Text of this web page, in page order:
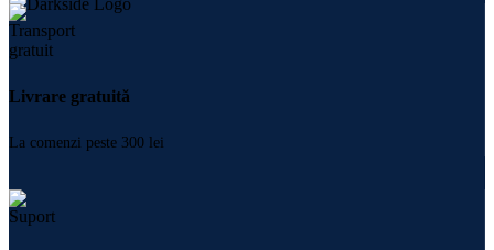
Livrare gratuită
La comenzi peste 300 lei